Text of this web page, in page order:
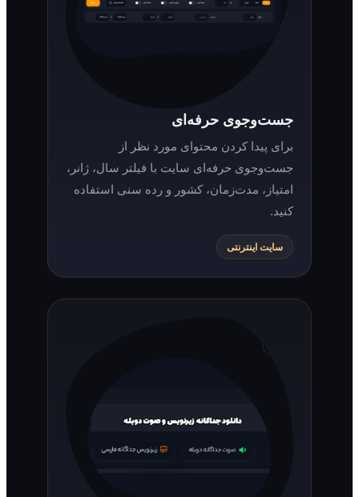
جست‌وجوی حرفه‌ای
برای پیدا کردن محتوای مورد نظر از
جست‌وجوی حرفه‌ای سایت با فیلتر سال، ژانر،
امتیاز، مدت‌زمان، کشور و رده سنی استفاده
سایت اینترنتی